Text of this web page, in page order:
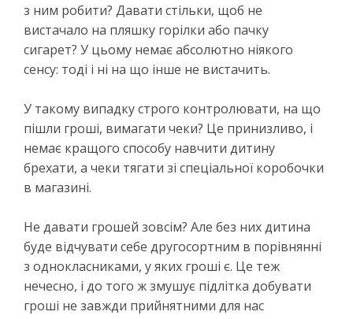
з ним робити? Давати стільки, щоб не
вистачало на пляшку горілки або пачку
сигарет? У цьому немає абсолютно ніякого
сенсу: тоді і ні на що інше не вистачить.
У такому випадку строго контролювати, на що
пішли гроші, вимагати чеки? Це принизливо, і
немає кращого способу навчити дитину
брехати, а чеки тягати зі спеціальної коробочки
в магазині.
Не давати грошей зовсім? Але без них дитина
буде відчувати себе другосортним в порівнянні
з однокласниками, у яких гроші є. Це теж
нечесно, і до того ж змушує підлітка добувати
гроші не завжди прийнятними для нас